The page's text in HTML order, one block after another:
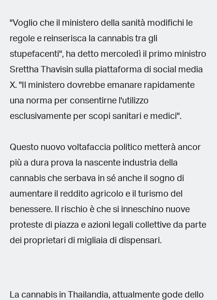
"Voglio che il ministero della sanità modifichi le
regole e reinserisca la cannabis tra gli
stupefacenti", ha detto mercoledì il primo ministro
Srettha Thavisin sulla piattaforma di social media
X. "Il ministero dovrebbe emanare rapidamente
una norma per consentirne l'utilizzo
esclusivamente per scopi sanitari e medici".
Questo nuovo voltafaccia politico metterà ancor
più a dura prova la nascente industria della
cannabis che serbava in sé anche il sogno di
aumentare il reddito agricolo e il turismo del
benessere. Il rischio è che si inneschino nuove
proteste di piazza e azioni legali collettive da parte
dei proprietari di migliaia di dispensari.
La cannabis in Thailandia, attualmente gode dello